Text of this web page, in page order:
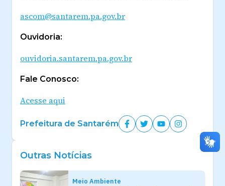
ascom@santarem.pa.gov.br
Ouvidoria:
ouvidoria.santarem.pa.gov.br
Fale Conosco:
Acesse aqui
Prefeitura de Santarém
Outras Notícias
Meio Ambiente